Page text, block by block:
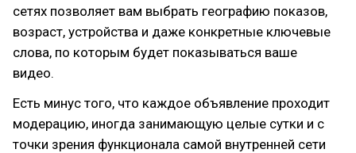
сетях позволяет вам выбрать географию показов,
возраст, устройства и даже конкретные ключевые
слова, по которым будет показываться ваше
видео.
Есть минус того, что каждое объявление проходит
модерацию, иногда занимающую целые сутки и с
точки зрения функционала самой внутренней сети